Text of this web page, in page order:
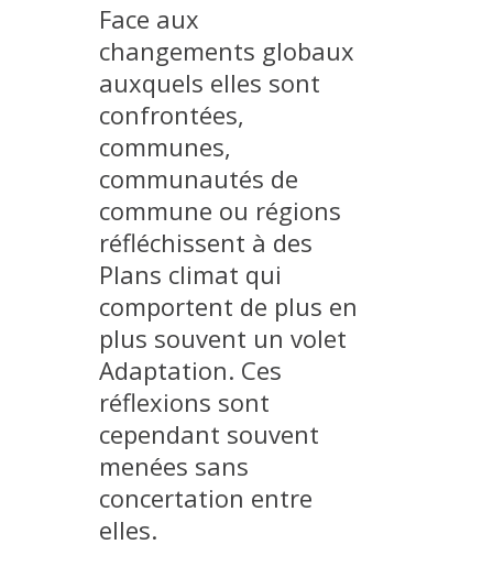
WORKING PAPERS
THEMATIC NOTES
FOR THE PUBLIC
Face aux
changements globaux
auxquels elles sont
confrontées,
communes,
communautés de
commune ou régions
réfléchissent à des
Plans climat qui
comportent de plus en
plus souvent un volet
Adaptation. Ces
réflexions sont
cependant souvent
menées sans
concertation entre
elles.